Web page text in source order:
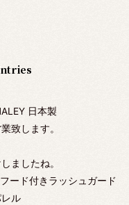
日本製
致します。
ましたね。
ード付きラッシュガード
ル